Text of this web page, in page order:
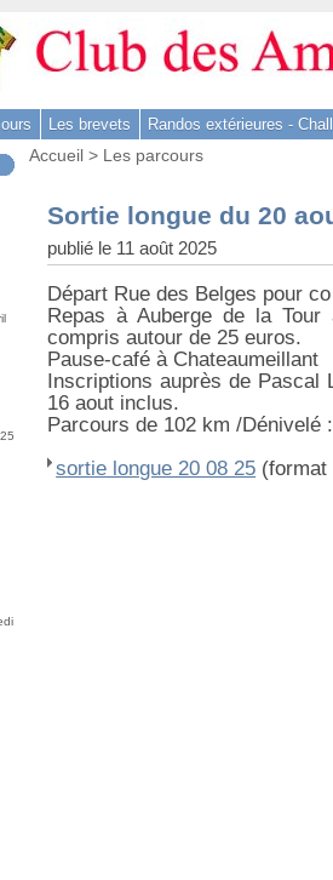
Les brevets Randos extérieures -
Vous
Accueil > Les parcours
Sortie longue du 20
publié le 11 août 2025
Départ Rue des Belges pour
Repas à Auberge de la
compris autour de 25 euros.
Pause-café à Chateaumeillant
Inscriptions auprès de Pascal
16 aout inclus.
Parcours de 102 km /Dénivelé
sortie longue 20 08 25 (format